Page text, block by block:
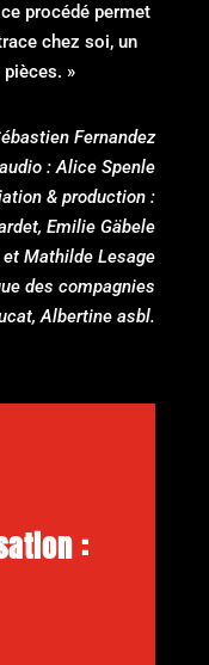
procédé permet
chez soi, un
»
Fernandez
: Alice Spenle
& production :
Emilie Gäbele
et Mathilde Lesage
des compagnies
Albertine asbl.
: